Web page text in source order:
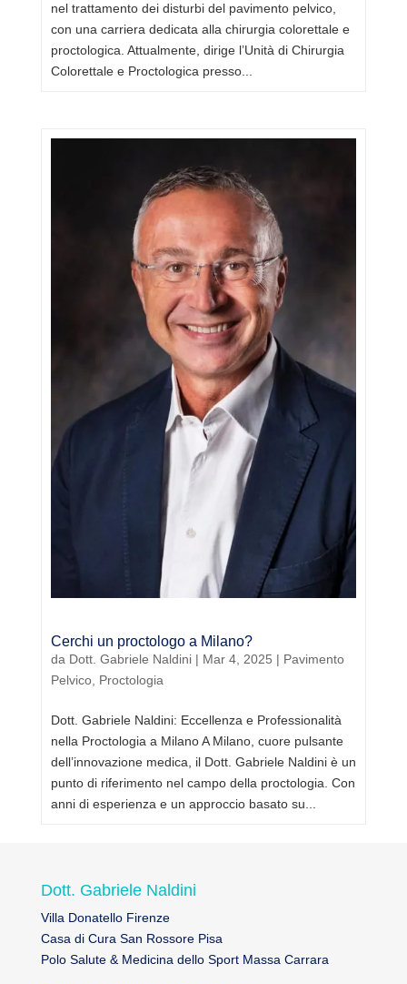
nel trattamento dei disturbi del pavimento pelvico,
con una carriera dedicata alla chirurgia colorettale e
proctologica. Attualmente, dirige l’Unità di Chirurgia
Colorettale e Proctologica presso...
Cerchi un proctologo a Milano?
da Dott. Gabriele Naldini| Mar 4, 2025 | Pavimento
Pelvico, Proctologia
Dott. Gabriele Naldini: Eccellenza e Professionalità
nella Proctologia a Milano A Milano, cuore pulsante
dell’innovazione medica, il Dott. Gabriele Naldini è un
punto di riferimento nel campo della proctologia. Con
anni di esperienza e un approccio basato su...
Dott. Gabriele Naldini
Villa Donatello Firenze
Casa di Cura San Rossore Pisa
Polo Salute & Medicina dello Sport Massa Carrara